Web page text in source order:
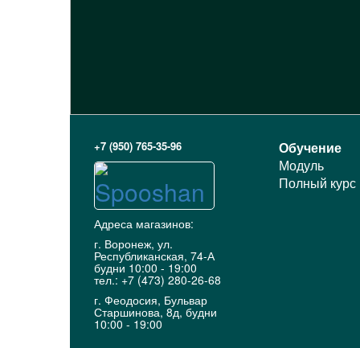
+7 (950) 765-35-96
Адреса магазинов:
г. Воронеж, ул.
Республиканская, 74-А
будни 10:00 - 19:00
тел.: +7 (473) 280-26-68
г. Феодосия, Бульвар
Старшинова, 8д, будни
10:00 - 19:00
Обучение
Модуль
Полный курс